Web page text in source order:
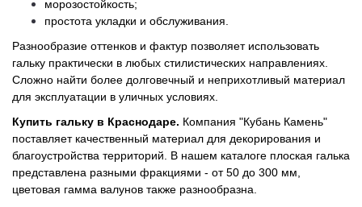
морозостойкость;
простота укладки и обслуживания.
Разнообразие оттенков и фактур позволяет использовать
гальку практически в любых стилистических направлениях.
Сложно найти более долговечный и неприхотливый материал
для эксплуатации в уличных условиях.
Купить гальку в Краснодаре. Компания "Кубань Камень"
поставляет качественный материал для декорирования и
благоустройства территорий. В нашем каталоге плоская галька
представлена разными фракциями - от 50 до 300 мм,
цветовая гамма валунов также разнообразна.